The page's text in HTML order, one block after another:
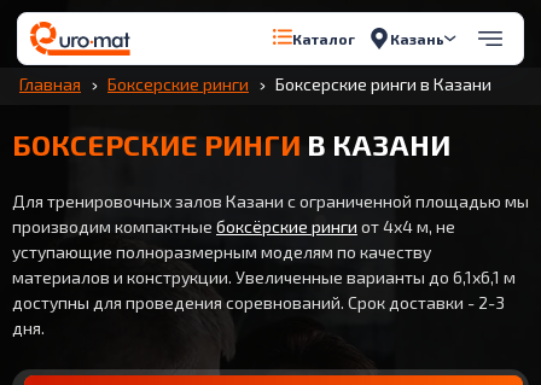
Каталог Казань
Главная Боксерские ринги Боксерские ринги в Казани
БОКСЕРСКИЕ РИНГИ В КАЗАНИ
Для тренировочных залов Казани с ограниченной площадью мы
производим компактные боксёрские ринги от 4x4 м, не
уступающие полноразмерным моделям по качеству
материалов и конструкции. Увеличенные варианты до 6,1x6,1 м
доступны для проведения соревнований. Срок доставки - 2-3
дня.